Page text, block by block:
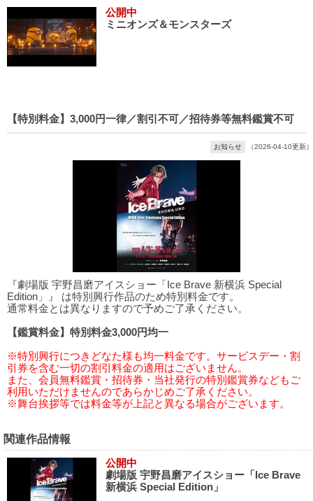
公開中
ミニオンズ＆モンスターズ
【特別料金】3,000円一律／割引不可／招待券等無料鑑賞不可
お知らせ （2026-04-10更新）
『劇場版 宇野昌磨アイスショー「Ice Brave 新横浜 Special
Edition」』 は特別興行作品のため特別料金です。
通常料金とは異なりますので予めご了承ください。
【鑑賞料金】特別料金3,000円均一
※特別興行につきどなた様も均一料金です。サービスデー・割
引券を含む一切の割引料金の適用はございません。
また、会員無料鑑賞・招待券・当社発行の特別鑑賞券などもご
利用いただけませんのであらかじめご了承ください。
※舞台挨拶等では料金等が上記と異なる場合がございます。
関連作品情報
公開中
劇場版 宇野昌磨アイスショー「Ice Brave
新横浜 Special Edition」